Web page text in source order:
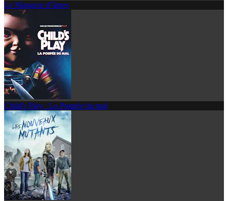
Le Mangeur d’âmes
Child's Play : La Poupée du mal